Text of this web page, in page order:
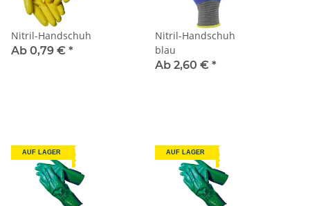
Nitril-Handschuh
Ab 0,79 € *
Nitril-Handschuh
blau
Ab 2,60 € *
AUF LAGER AUF LAGER